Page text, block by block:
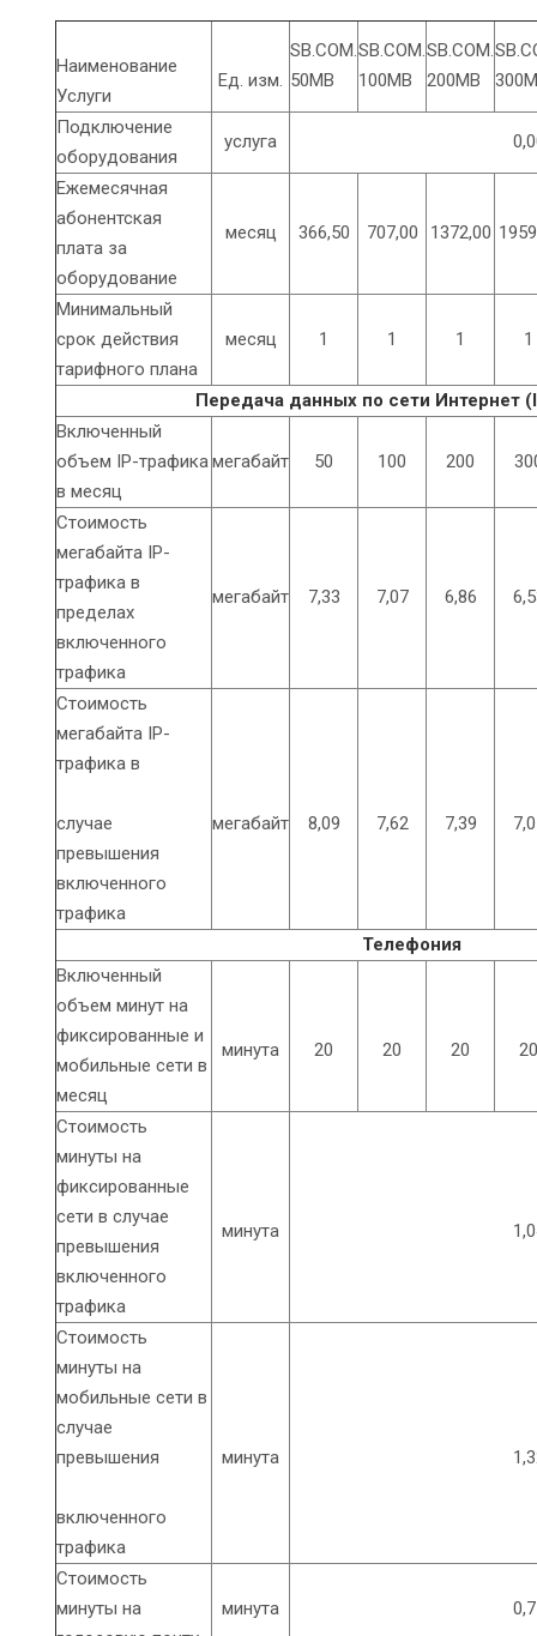
Наименование
Услуги
Ед. изм.
SB.COM.
50MB
SB.COM.
100MB
SB.COM.
200MB
Подключение
оборудования
услуга
Ежемесячная
абонентская
плата за
оборудование
месяц 366,50 707,00 1372,00
Минимальный
срок действия
тарифного плана
месяц 1 1 1 1
Передача данных по сети Интернет
Включенный
объем IP-трафика
в месяц
мегабайт 50 100 200
Стоимость
мегабайта IP-
трафика в
пределах
включенного
трафика
мегабайт 7,33 7,07 6,86
Стоимость
мегабайта IP-
трафика в
случае
превышения
включенного
трафика
мегабайт 8,09 7,62 7,39
Телефония
Включенный
объем минут на
фиксированные и
мобильные сети в
месяц
минута 20 20 20 20
Стоимость
минуты на
фиксированные
сети в случае
превышения
включенного
трафика
минута
Стоимость
минуты на
мобильные сети в
случае
превышения
включенного
трафика
минута
Стоимость
минуты на
минута